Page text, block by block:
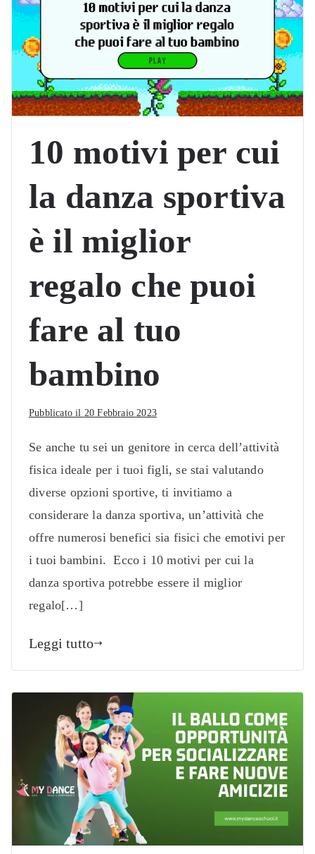
10 motivi per cui
la danza sportiva
è il miglior
regalo che puoi
fare al tuo
bambino
Pubblicato il 20 Febbraio 2023
Se anche tu sei un genitore in cerca dell’attività
fisica ideale per i tuoi figli, se stai valutando
diverse opzioni sportive, ti invitiamo a
considerare la danza sportiva, un’attività che
offre numerosi benefici sia fisici che emotivi per
i tuoi bambini. Ecco i 10 motivi per cui la
danza sportiva potrebbe essere il miglior
regalo[…]
Leggi tutto